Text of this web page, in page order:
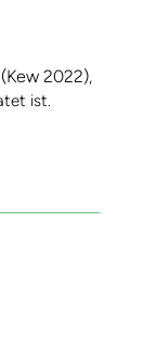
(Kew 2022),
ist.